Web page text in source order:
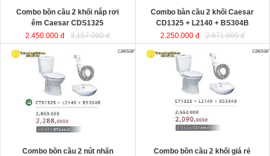
Combo bồn cầu 2 khối nắp rơi
êm Caesar CDS1325
2.450.000 đ
3.157.000 đ
Combo bàn cầu 2 khối Caesar
CD1325 + L2140 + BS304B
2.250.000 đ
2.871.000 đ
Combo bồn cầu 2 nút nhấn
Combo bồn cầu 2 khối giá rẻ